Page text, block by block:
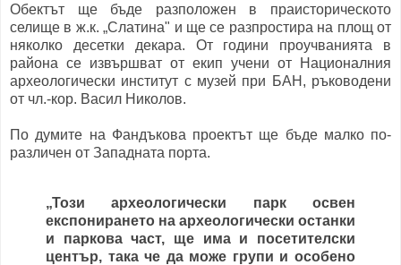
Обектът ще бъде разположен в праисторическото
селище в ж.к. „Слатина" и ще се разпростира на площ от
няколко десетки декара. От години проучванията в
района се извършват от екип учени от Националния
археологически институт с музей при БАН, ръководени
от чл.-кор. Васил Николов.
По думите на Фандъкова проектът ще бъде малко по-
различен от Западната порта.
„Този археологически парк освен
експонирането на археологически останки
и паркова част, ще има и посетителски
център, така че да може групи и особено